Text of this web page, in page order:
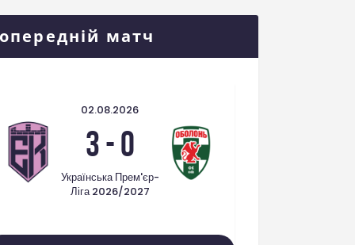
матч
02.08.2026
3-0
Українська Прем'єр-
Ліга 2026/2027